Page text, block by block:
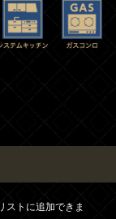
ストに追加できま